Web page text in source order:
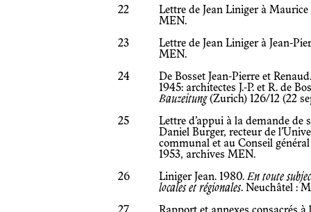
22
Lettre de Jean Liniger à
MEN.
23
Lettre de Jean Liniger à Jean-
MEN.
24
De Bosset Jean-Pierre et
1945: architectes J.-P. et R. de
Bauzeitung(Zurich) 126/12 (22
25
Lettre d’appui à la demande de
Daniel Burger, recteur de
communal et au Conseil
1953, archives MEN.
26
Liniger Jean. 1980.En toute
locales et régionales. Neuchâtel :